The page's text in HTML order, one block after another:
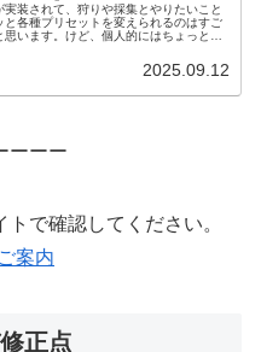
実装されて、狩りや採集とやりたいこと
と各種プリセットを変えられるのはすご
思います。けど、個人的にはちょっと不
2025.09.12
ーーー
で確認してください。
案内
正点